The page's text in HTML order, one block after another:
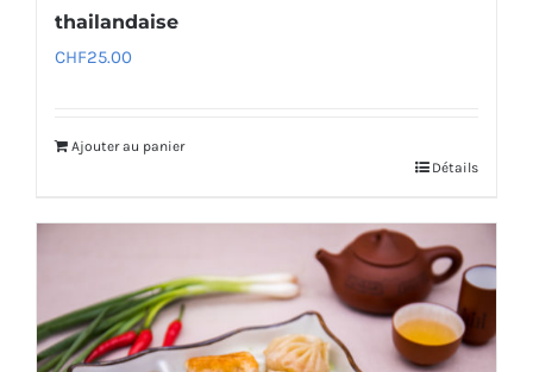
thailandaise
CHF25.00
Ajouter au panier
Détails